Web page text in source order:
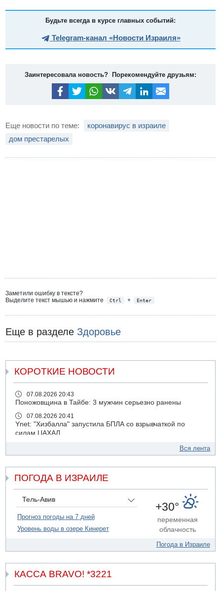
Будьте всегда в курсе главных событий:
Telegram-канал «Новости Израиля»
Заинтересовала новость? Порекомендуйте друзьям:
Еще новости по теме:
коронавирус в израиле
дом престарелых
Заметили ошибку в тексте?
Выделите текст мышью и нажмите
Ctrl + Enter
Еще в разделе Здоровье
КОРОТКИЕ НОВОСТИ
07.08.2026 20:43
Поножовщина в Тайбе: 3 мужчин серьезно ранены
07.08.2026 20:41
Ynet: "Хизбалла" запустила БПЛА со взрывчаткой по
силам ЦАХАЛ
ДТП в Ашдоде: тяжело ранены двое маленьких детей
07.08.2026 19:14
Скончался водитель, врезавшийся в стену в
Иерусалиме
07.08.2026 17:57
Подозреваемый в домогательствах в хостеле - Гильбоа
Дахан
07.08.2026 17:55
коррупционных отношениях с Йоавом Элиаси
для уклонистов-харедим
Вся лента
ПОГОДА В ИЗРАИЛЕ
Тель-Авив
Прогноз погоды на 7 дней
Уровень воды в озере Кинерет
+30°
переменная
облачность
Погода в Израиле
КАССА BRAVO! *3221